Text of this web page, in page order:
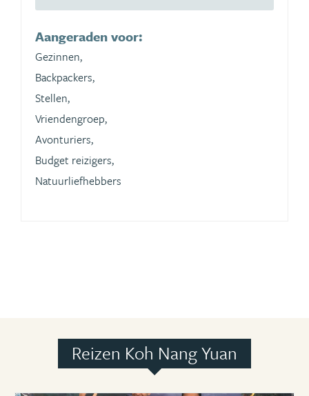
Aangeraden voor:
Gezinnen,
Backpackers,
Stellen,
Vriendengroep,
Avonturiers,
Budget reizigers,
Natuurliefhebbers
Reizen Koh Nang Yuan